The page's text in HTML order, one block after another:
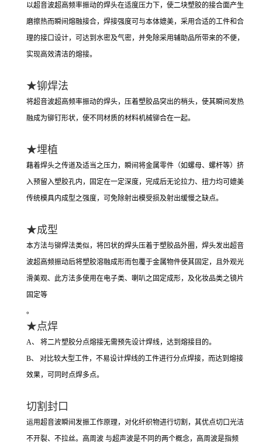
以超音波超高频率振动的焊头在适度压力下，使二块塑胶的接合面产生
磨擦热而瞬间熔融接合，焊接强度可与本体媲美，采用合适的工件和合
理的接口设计，可达到水密及气密，并免除采用辅助品所带来的不便，
实现高效清洁的熔接。
★铆焊法
将超音波超高频率振动的焊头，压着塑胶品突出的梢头，使其瞬间发热
融成为铆钉形状，使不同材质的材料机械铆合在一起。
★埋植
藉着焊头之传道及适当之压力，瞬间将金属零件（如螺母、螺杆等）挤
入预留入塑胶孔内，固定在一定深度，完成后无论拉力、扭力均可媲美
传统模具内成型之强度，可免除射出模受损及射出缓慢之缺点。
★成型
本方法与铆焊法类似，将凹状的焊头压着于塑胶品外圈，焊头发出超音
波超高频振动后将塑胶溶融成形而包覆于金属物件使其固定，且外观光
滑美观、此方法多使用在电子类、喇叭之固定成形，及化妆品类之镜片
固定等
。
★点焊
A、 将二片塑胶分点熔接无需预先设计焊线，达到熔接目的。
B、 对比较大型工件，不易设计焊线的工件进行分点焊接，而达到熔接
效果，可同时点焊多点。
切割封口
运用超音波瞬间发振工作原理，对化纤织物进行切割，其优点切口光洁
不开裂、不拉丝。高周波 与超声波是不同的两个概念，高周波是指频